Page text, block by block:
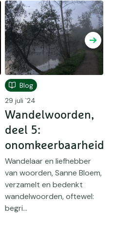
Blog
29 juli `24
Wandelwoorden,
deel 5:
onomkeerbaarheid
Wandelaar en liefhebber
van woorden, Sanne Bloem,
verzamelt en bedenkt
wandelwoorden, oftewel:
begri...